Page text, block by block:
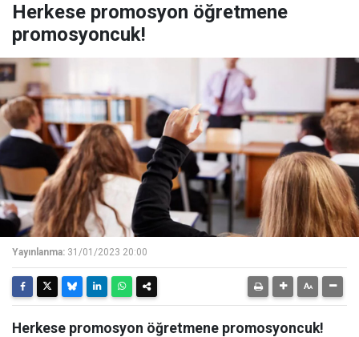
Herkese promosyon öğretmene
promosyoncuk!
Yayınlanma: 31/01/2023 20:00
Herkese promosyon öğretmene promosyoncuk!